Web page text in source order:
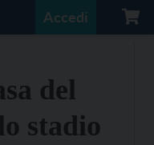
Accedi
del
stadio